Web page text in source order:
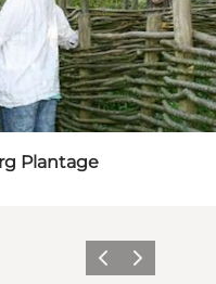
Plantage
ZurückWeiter